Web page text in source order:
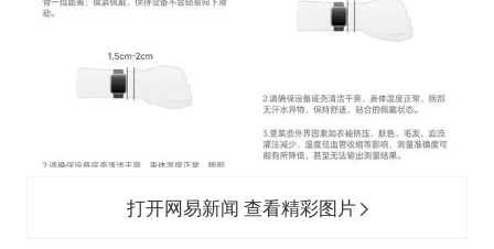
打开网易新闻 查看精彩图片